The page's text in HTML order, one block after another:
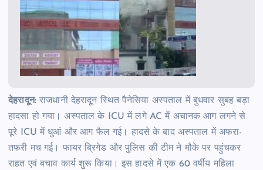
देहरादून:राजधानी देहरादून स्थित पैनेसिया अस्पताल में बुधवार सुबह बड़ा
हादसा हो गया। अस्पताल के ICU में लगे AC में अचानक आग लगने से
पूरे ICU में धुआं और आग फैल गई। हादसे के बाद अस्पताल में अफरा-
तफरी मच गई। फायर ब्रिगेड और पुलिस की टीम ने मौके पर पहुंचकर
राहत एवं बचाव कार्य शुरू किया। इस हादसे में एक 60 वर्षीय महिला